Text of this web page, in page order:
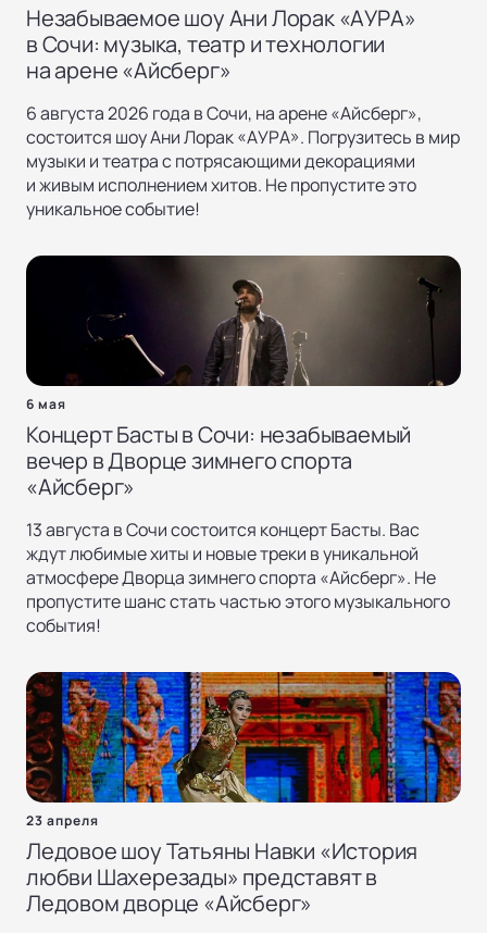
Незабываемое шоу Ани Лорак «АУРА»
в Сочи: музыка, театр и технологии
на арене «Айсберг»
6 августа 2026 года в Сочи, на арене «Айсберг»,
состоится шоу Ани Лорак «АУРА». Погрузитесь в мир
музыки и театра с потрясающими декорациями
и живым исполнением хитов. Не пропустите это
уникальное событие!
6 мая
Концерт Басты в Сочи: незабываемый
вечер в Дворце зимнего спорта
«Айсберг»
13 августа в Сочи состоится концерт Басты. Вас
ждут любимые хиты и новые треки в уникальной
атмосфере Дворца зимнего спорта «Айсберг». Не
пропустите шанс стать частью этого музыкального
события!
23 апреля
Ледовое шоу Татьяны Навки «История
любви Шахерезады» представят в
Ледовом дворце «Айсберг»